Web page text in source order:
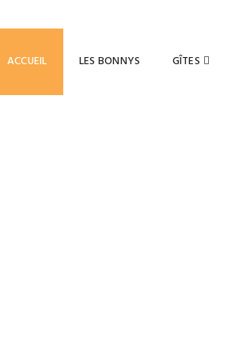
ACCUEIL LES BONNYS GÎTES